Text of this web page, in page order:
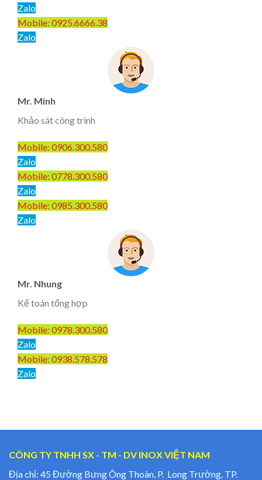
Zalo
Mobile: 0925.6666.38
Zalo
Mr. Minh
Khảo sát công trình
Mobile: 0906.300.580
Zalo
Mobile: 0778.300.580
Zalo
Mobile: 0985.300.580
Zalo
Mr. Nhung
Kế toán tổng hợp
Mobile: 0978.300.580
Zalo
Mobile: 0938.578.578
Zalo
CÔNG TY TNHH SX - TM - DV INOX VIỆT NAM
Địa chỉ: 45 Đường Bưng Ông Thoàn, P. Long Trường, TP.